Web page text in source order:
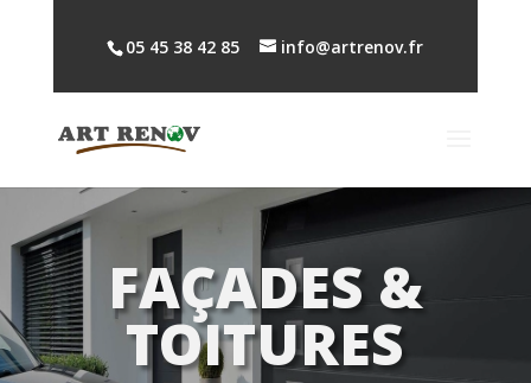
05 45 38 42 85 info@artrenov.fr
FAÇADES &
TOITURES